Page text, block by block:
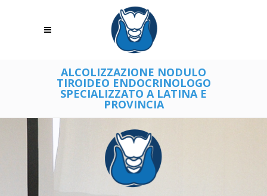
ALCOLIZZAZIONE NODULO
TIROIDEO ENDOCRINOLOGO
SPECIALIZZATO A LATINA E
PROVINCIA